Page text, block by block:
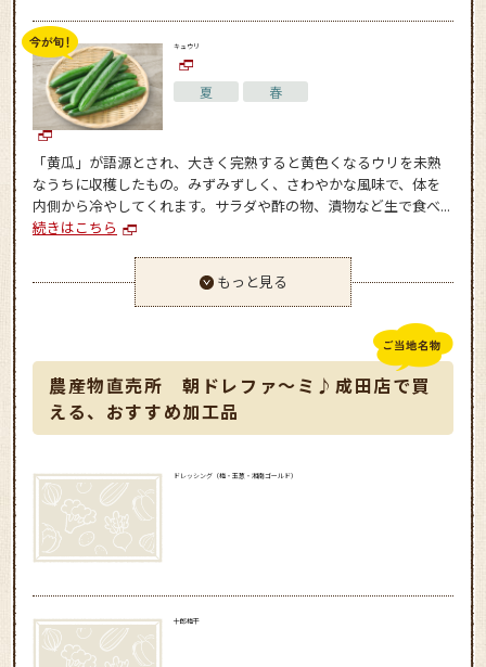
キュウリ
夏 春
「黄瓜」が語源とされ、大きく完熟すると黄色くなるウリを未熟
なうちに収穫したもの。みずみずしく、さわやかな風味で、体を
内側から冷やしてくれます。サラダや酢の物、漬物など生で食べ...
続きはこちら
もっと見る
農産物直売所 朝ドレファ～ミ♪成田店で買
える、おすすめ加工品
ドレッシング（梅・玉葱・湘南ゴールド）
十郎梅干